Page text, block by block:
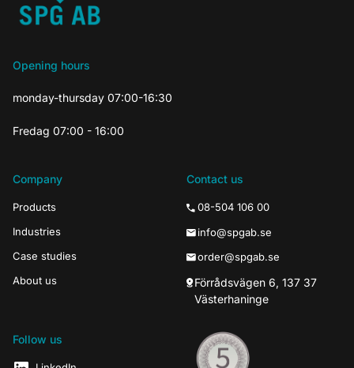
Opening hours
monday-thursday 07:00-16:30
Fredag 07:00 - 16:00
Company
Products
Industries
Case studies
About us
Contact us
08-504 106 00
info@spgab.se
order@spgab.se
Förrådsvägen 6, 137 37
Västerhaninge
Follow us